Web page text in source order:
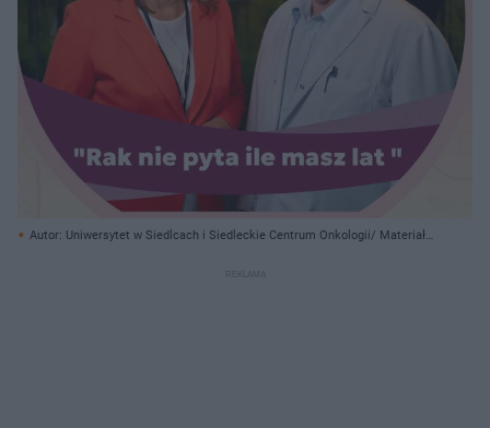
Autor: Uniwersytet w Siedlcach i Siedleckie Centrum Onkologii/ Materiały